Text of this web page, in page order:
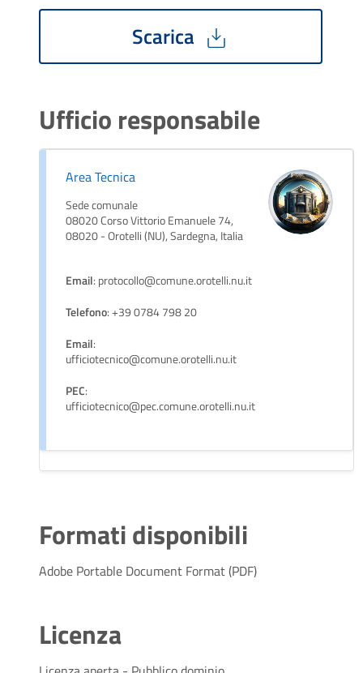
Scarica
Ufficio responsabile
Area Tecnica
Sede comunale
08020 Corso Vittorio Emanuele 74,
08020 - Orotelli (NU), Sardegna, Italia
Email: protocollo@comune.orotelli.nu.it
Telefono: +39 0784 798 20
Email:
ufficiotecnico@comune.orotelli.nu.it
PEC:
ufficiotecnico@pec.comune.orotelli.nu.it
Formati disponibili
Adobe Portable Document Format (PDF)
Licenza